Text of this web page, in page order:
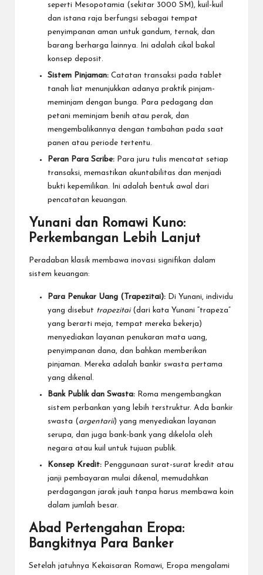
seperti Mesopotamia (sekitar 3000 SM), kuil-kuil
dan istana raja berfungsi sebagai tempat
penyimpanan aman untuk gandum, ternak, dan
barang berharga lainnya. Ini adalah cikal bakal
konsep deposit.
Sistem Pinjaman: Catatan transaksi pada tablet
tanah liat menunjukkan adanya praktik pinjam-
meminjam dengan bunga. Para pedagang dan
petani meminjam benih atau perak, dan
mengembalikannya dengan tambahan pada saat
panen atau periode tertentu.
Peran Para Scribe: Para juru tulis mencatat setiap
transaksi, memastikan akuntabilitas dan menjadi
bukti kepemilikan. Ini adalah bentuk awal dari
pencatatan keuangan.
Yunani dan Romawi Kuno:
Perkembangan Lebih Lanjut
Peradaban klasik membawa inovasi signifikan dalam
sistem keuangan:
Para Penukar Uang (Trapezitai): Di Yunani, individu
yang disebut trapezitai(dari kata Yunani “trapeza”
yang berarti meja, tempat mereka bekerja)
menyediakan layanan penukaran mata uang,
penyimpanan dana, dan bahkan memberikan
pinjaman. Mereka adalah bankir swasta pertama
yang dikenal.
Bank Publik dan Swasta: Roma mengembangkan
sistem perbankan yang lebih terstruktur. Ada bankir
swasta (argentarii) yang menyediakan layanan
serupa, dan juga bank-bank yang dikelola oleh
negara atau kuil untuk tujuan publik.
Konsep Kredit: Penggunaan surat-surat kredit atau
janji pembayaran mulai dikenal, memudahkan
perdagangan jarak jauh tanpa harus membawa koin
dalam jumlah besar.
Abad Pertengahan Eropa:
Bangkitnya Para Banker
Setelah jatuhnya Kekaisaran Romawi, Eropa mengalami